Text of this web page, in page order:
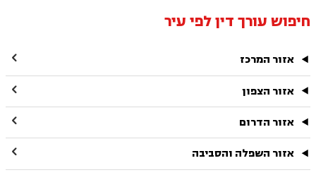
חיפוש עורך דין לפי עיר
אזור המרכז 
אזור הצפון 
אזור הדרום 
אזור השפלה והסביבה 